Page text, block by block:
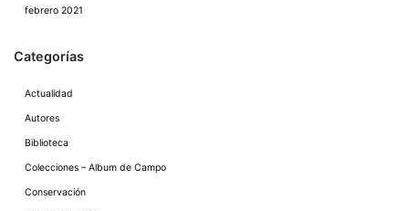
febrero 2021
Categorías
Actualidad
Autores
Biblioteca
Colecciones – Album de Campo
Conservación